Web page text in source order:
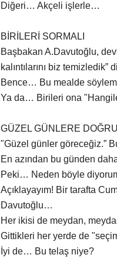
Diğeri… Akçeli işlerle…
BİRİLERİ SORMALI
Başbakan A.Davutoğlu,
kalıntılarını biz temizledik”
Bence… Bu mealde
Ya da… Birileri ona
GÜZEL GÜNLERE DOĞRU
"Güzel günler göreceğiz.”
En azından bu günden
Peki… Neden böyle
Açıklayayım! Bir tarafta
Davutoğlu…
Her ikisi de meydan,
Gittikleri her yerde de
İyi de… Bu telaş niye?